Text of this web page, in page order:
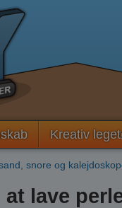
Kreativ
snore og
lave